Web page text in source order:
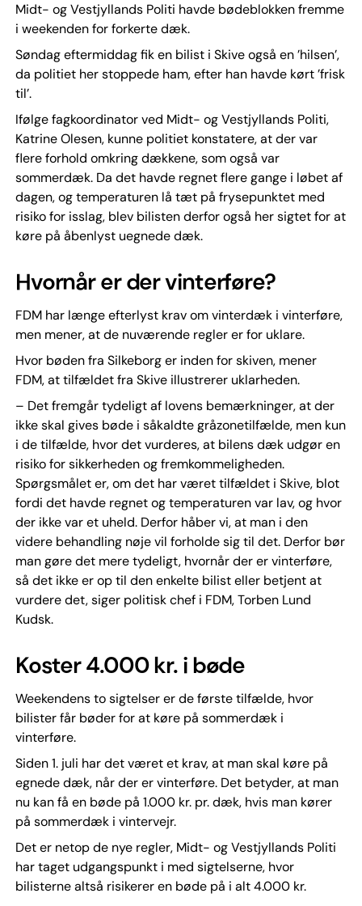
Midt- og Vestjyllands Politi havde bødeblokken fremme
i weekenden for forkerte dæk.
Søndag eftermiddag fik en bilist i Skive også en ’hilsen’,
da politiet her stoppede ham, efter han havde kørt ’frisk
til’.
Ifølge fagkoordinator ved Midt- og Vestjyllands Politi,
Katrine Olesen, kunne politiet konstatere, at der var
flere forhold omkring dækkene, som også var
sommerdæk. Da det havde regnet flere gange i løbet af
dagen, og temperaturen lå tæt på frysepunktet med
risiko for isslag, blev bilisten derfor også her sigtet for at
køre på åbenlyst uegnede dæk.
Hvornår er der vinterføre?
FDM har længe efterlyst krav om vinterdæk i vinterføre,
men mener, at de nuværende regler er for uklare.
Hvor bøden fra Silkeborg er inden for skiven, mener
FDM, at tilfældet fra Skive illustrerer uklarheden.
– Det fremgår tydeligt af lovens bemærkninger, at der
ikke skal gives bøde i såkaldte gråzonetilfælde, men kun
i de tilfælde, hvor det vurderes, at bilens dæk udgør en
risiko for sikkerheden og fremkommeligheden.
Spørgsmålet er, om det har været tilfældet i Skive, blot
fordi det havde regnet og temperaturen var lav, og hvor
der ikke var et uheld. Derfor håber vi, at man i den
videre behandling nøje vil forholde sig til det. Derfor bør
man gøre det mere tydeligt, hvornår der er vinterføre,
så det ikke er op til den enkelte bilist eller betjent at
vurdere det, siger politisk chef i FDM, Torben Lund
Kudsk.
Koster 4.000 kr. i bøde
Weekendens to sigtelser er de første tilfælde, hvor
bilister får bøder for at køre på sommerdæk i
vinterføre.
Siden 1. juli har det været et krav, at man skal køre på
egnede dæk, når der er vinterføre. Det betyder, at man
nu kan få en bøde på 1.000 kr. pr. dæk, hvis man kører
på sommerdæk i vintervejr.
Det er netop de nye regler, Midt- og Vestjyllands Politi
har taget udgangspunkt i med sigtelserne, hvor
bilisterne altså risikerer en bøde på i alt 4.000 kr.